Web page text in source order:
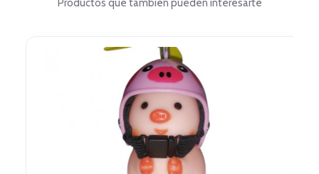
Productos que también pueden interesarte